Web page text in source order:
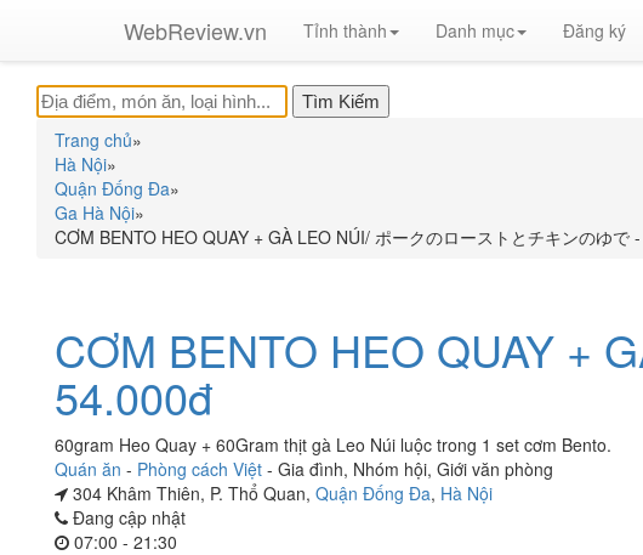
WebReview.vn Tỉnh thành Danh mục Đăng ký
Trang chủ»
Hà Nội»
Quận Đống Đa»
Ga Hà Nội»
CƠM BENTO HEO QUAY + GÀ LEO NÚI/ ポークのローストとチキンのゆ
CƠM BENTO HEO QUAY +
54.000đ
60gram Heo Quay + 60Gram thịt gà Leo Núi luộc trong 1 set cơm Bento.
Quán ăn - Phòng cách Việt - Gia đình, Nhóm hội, Giới văn phòng
304 Khâm Thiên, P. Thổ Quan, Quận Đống Đa, Hà Nội
Đang cập nhật
07:00 - 21:30